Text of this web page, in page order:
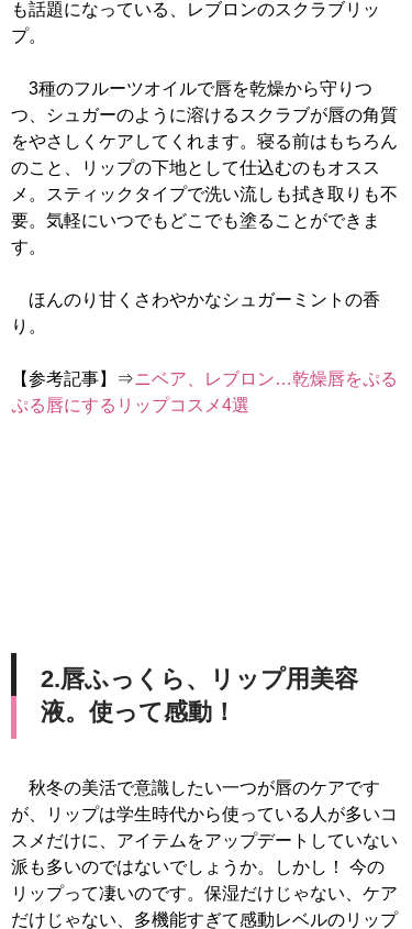
も話題になっている、レブロンのスクラブリッ
プ。
3種のフルーツオイルで唇を乾燥から守りつ
つ、シュガーのように溶けるスクラブが唇の角質
をやさしくケアしてくれます。寝る前はもちろん
のこと、リップの下地として仕込むのもオスス
メ。スティックタイプで洗い流しも拭き取りも不
要。気軽にいつでもどこでも塗ることができま
す。
ほんのり甘くさわやかなシュガーミントの香
り。
【参考記事】⇒ニベア、レブロン…乾燥唇をぷる
ぷる唇にするリップコスメ4選
2.唇ふっくら、リップ用美容
液。使って感動！
秋冬の美活で意識したい一つが唇のケアです
が、リップは学生時代から使っている人が多いコ
スメだけに、アイテムをアップデートしていない
派も多いのではないでしょうか。しかし！ 今の
リップって凄いのです。保湿だけじゃない、ケア
だけじゃない、多機能すぎて感動レベルのリップ